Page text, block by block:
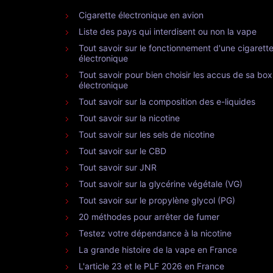
Cigarette électronique en avion
Liste des pays qui interdisent ou non la vape
Tout savoir sur le fonctionnement d'une cigarette
électronique
Tout savoir pour bien choisir les accus de sa box
électronique
Tout savoir sur la composition des e-liquides
Tout savoir sur la nicotine
Tout savoir sur les sels de nicotine
Tout savoir sur le CBD
Tout savoir sur JNR
Tout savoir sur la glycérine végétale (VG)
Tout savoir sur le propylène glycol (PG)
20 méthodes pour arrêter de fumer
Testez votre dépendance à la nicotine
La grande histoire de la vape en France
L'article 23 et le PLF 2026 en France